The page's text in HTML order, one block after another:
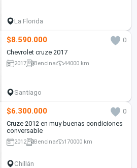
La Florida
$8.590.000
0
Chevrolet cruze 2017
2017 Bencina 44000 km
Santiago
$6.300.000
0
Cruze 2012 en muy buenas condiciones
conversable
2012 Bencina 170000 km
Chillán